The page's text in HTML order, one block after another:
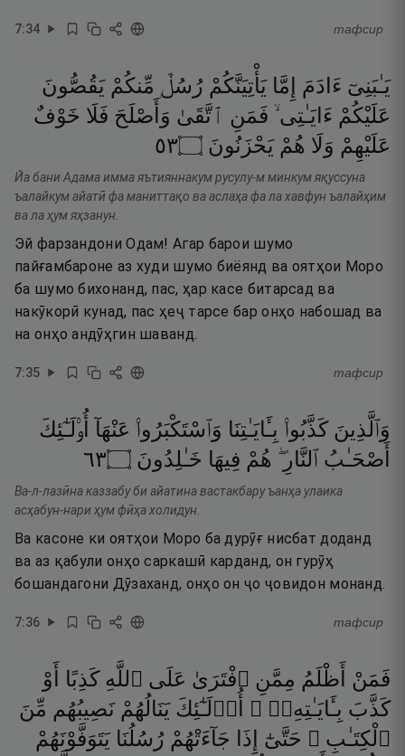
7:34 тафсир
يَـٰبَنِىٓ ءَادَمَ إِمَّا يَأْتِيَنَّكُمْ رُسُلٌۭ مِّنكُمْ يَقُصُّونَ
عَلَيْكُمْ ءَايَـٰتِى ۙ فَمَنِ ٱتَّقَىٰ وَأَصْلَحَ فَلَا خَوْفٌ
عَلَيْهِمْ وَلَا هُمْ يَحْزَنُونَ ۝٣٥
Йа бани Адама имма яътияннакум русулу-м минкум яқуссуна
ъалайкум айатӣ фа маниттақо ва аслаҳа фа ла хавфун ъалайҳим
ва ла ҳум яҳзанун.
Эй фарзандони Одам! Агар барои шумо
пайғамбароне аз худи шумо биёянд ва оятҳои Моро
ба шумо бихонанд, пас, ҳар касе битарсад ва
накӯкорӣ кунад, пас ҳеҷ тарсе бар онҳо набошад ва
на онҳо андӯҳгин шаванд.
7:35 тафсир
وَٱلَّذِينَ كَذَّبُوا۟ بِـَٔايَـٰتِنَا وَٱسْتَكْبَرُوا۟ عَنْهَآ أُو۟لَـٰٓئِكَ
أَصْحَـٰبُ ٱلنَّارِ ۖ هُمْ فِيهَا خَـٰلِدُونَ ۝٣٦
Ва-л-лазӣна каззабу би айатина вастакбару ъанҳа улаика
асҳабун-нари ҳум фӣҳа холидун.
Ва касоне ки оятҳои Моро ба дурӯғ нисбат доданд
ва аз қабули онҳо саркашӣ карданд, он гурӯҳ
бошандагони Дӯзаханд, онҳо он ҷо ҷовидон монанд.
7:36 тафсир
فَمَنْ أَظْلَمُ مِمَّنِ ٱفْتَرَىٰ عَلَى ٱللَّهِ كَذِبًا
أَوْ
كَذَّبَ بِـَٔايَـٰتِهِۦٓ ۚ أُو۟لَـٰٓئِكَ يَنَالُهُمْ نَصِيبُهُم مِّنَ
ٱلْكِتَـٰبِ ۖ حَتَّىٰٓ إِذَا جَآءَتْهُمْ رُسُلُنَا يَتَوَفَّوْنَهُمْ